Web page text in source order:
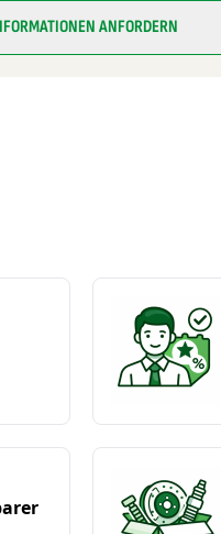
ANFORDERN